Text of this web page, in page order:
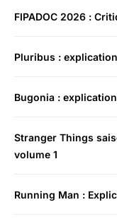
FIPADOC 2026 :
Pluribus :
Bugonia :
Stranger Things
volume 1
Running Man :